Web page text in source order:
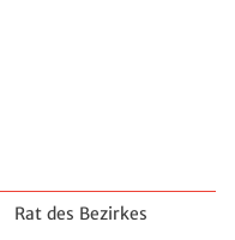
Rat des Bezirkes